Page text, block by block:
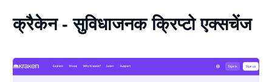
क्रैकेन - सुविधाजनक क्रिप्टो एक्सचेंज